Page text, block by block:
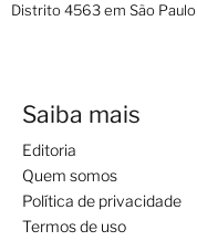
Distrito 4563 em São Paulo
Saiba mais
Editoria
Quem somos
Política de privacidade
Termos de uso